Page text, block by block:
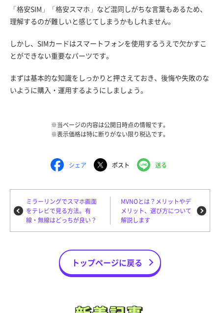
「格安SIM」「格安スマホ」など混同しがちな言葉もあるため、
理解するのが難しいと感じてしまうかもしれません。
しかし、SIMカードはスマートフォンを使用するうえで欠かすこ
とができない重要なパーツです。
まずは基本的な知識をしっかりと押さえておき、後悔や失敗のな
いように購入・運用するようにしましょう。
※当ページの内容は公開日時点の情報です。
※表示価格は特に断りがない限り税込です。
シェア ポスト 送る
ミラーリングでスマホ画面
をテレビで見る方法。有
線・無線はどっちが良い？
MVNOとは？メリットやデ
メリット、選び方について
解説します
トップページに戻る